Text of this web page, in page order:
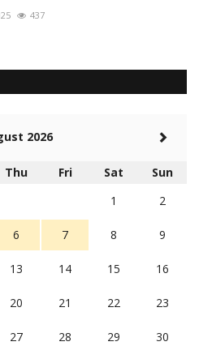
437
2026
Thu Fri Sat
Sun
1
2
6 7 8 9
13 14 15 16
20 21 22 23
27 28 29 30